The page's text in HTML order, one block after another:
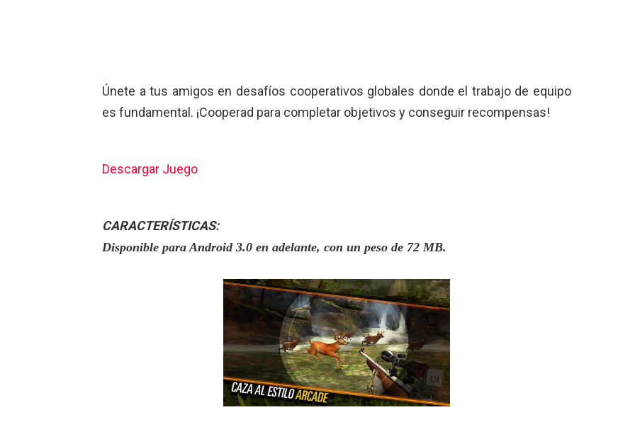
Únete a tus amigos en desafíos cooperativos globales donde el trabajo de equipo
es fundamental. ¡Cooperad para completar objetivos y conseguir recompensas!
Descargar Juego
CARACTERÍSTICAS:
Disponible para Android 3.0 en adelante, con un peso de 72 MB.